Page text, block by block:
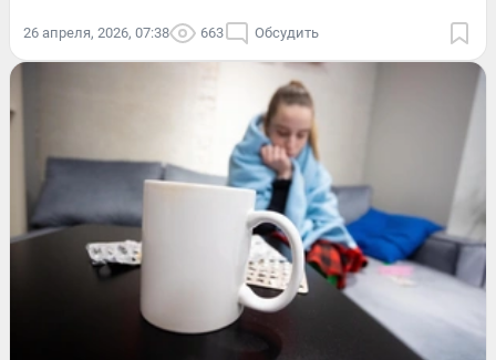
26 апреля, 2026, 07:38 663 Обсудить